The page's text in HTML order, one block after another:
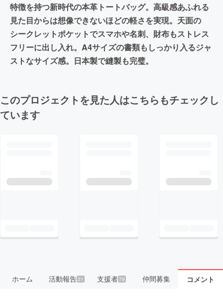
特徴を持つ新時代の本革トートバッグ。高級感あふれる
見た目からは想像できないほどの軽さを実現。天面の
シークレットポケットでスマホや名刺、財布もストレス
フリーに出し入れ。A4サイズの書類もしっかり入るジャ
ストなサイズ感。日本製で縫製も完璧。
このプロジェクトを見た人はこちらもチェックし
ています
ホーム 活動報告21 支援者79 仲間募集 コメント